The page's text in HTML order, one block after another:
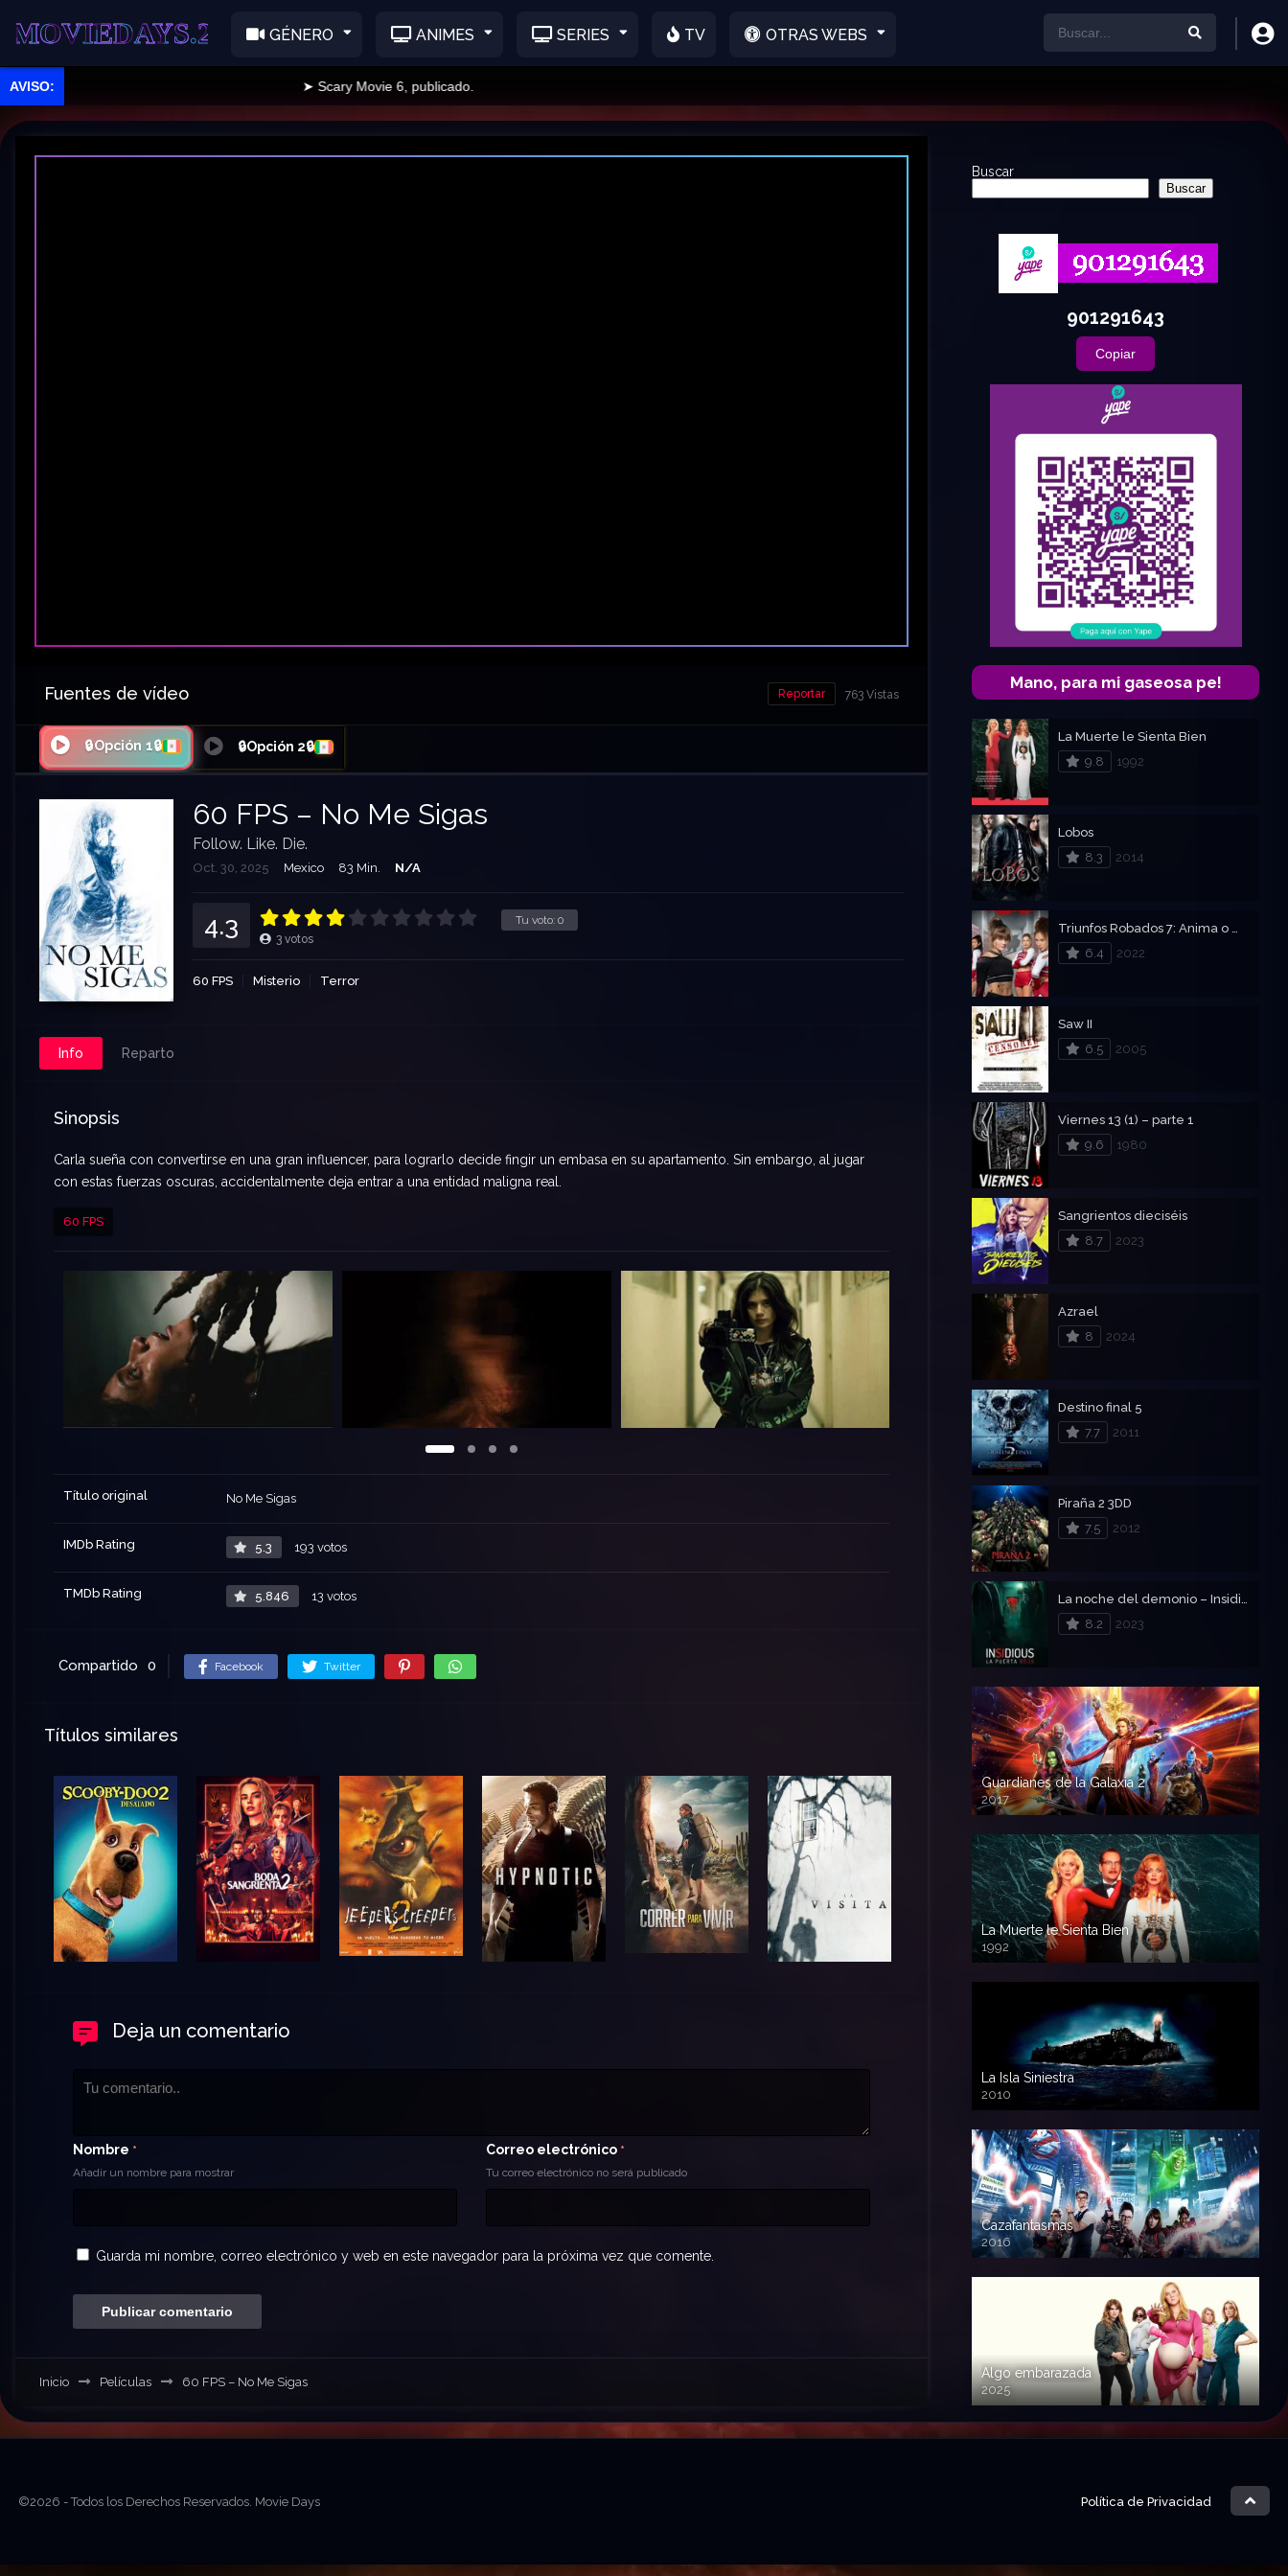
GÉNERO ANIMES SERIES TV OTRAS WEBS
➤ Scary Movie 6, publicado.
Fuentes de vídeo 763 Vistas
Reportar
🔒Opción 1🔒 🔒Opción 2🔒
60 FPS – No Me Sigas
Follow. Like. Die.
Oct. 30, 2025 Mexico 83 Min. N/A
Tu voto: 0
4.3 3 votos
60 FPS Misterio Terror
Info Reparto
Sinopsis
Carla sueña con convertirse en una gran influencer, para lograrlo decide fingir un embasa en su apartamento. Sin embargo, al jugar
con estas fuerzas oscuras, accidentalmente deja entrar a una entidad maligna real.
60 FPS
Título original No Me Sigas
IMDb Rating 5.3 193 votos
TMDb Rating 5.846 13 votos
Compartido 0 Facebook Twitter
Títulos similares
Deja un comentario
Nombre *
Añadir un nombre para mostrar
Correo electrónico *
Tu correo electrónico no será publicado
Guarda mi nombre, correo electrónico y web en este navegador para la próxima vez que comente.
Inicio Películas 60 FPS – No Me Sigas
Buscar
Buscar
901291643
Copiar
Mano, para mi gaseosa pe!
La Muerte le Sienta Bien
9.8
1992
Lobos
8.3
2014
6.4
2022
Saw II
6.5
2005
Viernes 13 (1) – parte 1
9.6
1980
Sangrientos dieciséis
8.7
2023
Azrael
8
2024
Destino final 5
7.7
2011
Piraña 2 3DD
7.5
2012
8.2
2023
Guardianes de la Galaxia 2
2017
720p HD
La Muerte le Sienta Bien
1992
720p HD
La Isla Siniestra
2010
720p HD
Cazafantasmas
2016
720p HD
Algo embarazada
2025
720p HD
©2026 - Todos los Derechos Reservados. Movie Days Política de Privacidad